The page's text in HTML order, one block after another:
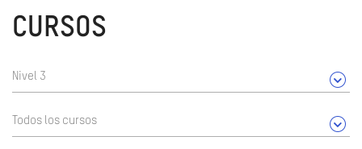
CURSOS
Nivel 3
Todos los cursos